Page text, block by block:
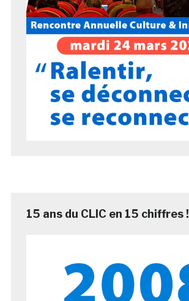
15 ans du CLIC en 15 chiffres !